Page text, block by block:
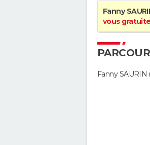
Fanny
vous
Fanny